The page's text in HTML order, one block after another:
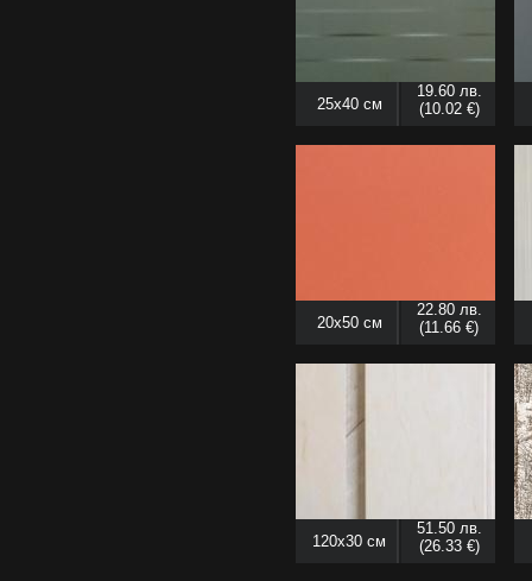
25x40 см
19.60 лв.
(10.02 €)
20x50 см
22.80 лв.
(11.66 €)
120x30 см
51.50 лв.
(26.33 €)